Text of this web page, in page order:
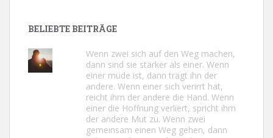
BELIEBTE BEITRÄGE
Wenn zwei sich auf den Weg machen,
dann sind sie stärker als einer. Wenn
einer müde ist, dann trägt ihn der
andere. Wenn einer sich verirrt hat,
reicht ihm der andere die Hand. Wenn
einer die Hoffnung verliert, spricht ihm
der andere Mut zu. Wenn zwei
gemeinsam einen Weg gehen, dann